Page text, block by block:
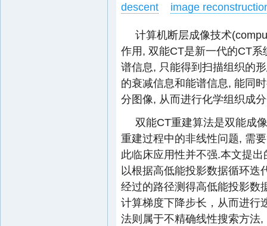
descent
image
计算机断层成像技术
作用, 双能CT是新一代的CT
谱信息, 只能得到扫描组织的
的衰减信息和能谱信息, 能同
分图像, 从而进行化学组织成
双能CT重建算法是双能成
重建过程中的非线性问题, 需
此临床应用性并不强.本文提
以根据高低能投影数据循环迭
经过的路径测得高低能投影数
计算梯度下降步长，从而进行
法则属于不精确线性搜索方法